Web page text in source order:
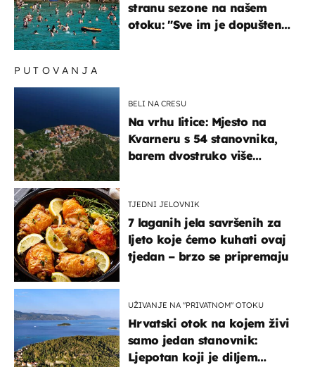
stranu sezone na našem
otoku: "Sve im je dopušteno!
PUTOVANJA
BELI NA CRESU
Na vrhu litice: Mjesto na
Kvarneru s 54 stanovnika,
barem dvostruko više
TJEDNI JELOVNIK
7 laganih jela savršenih za
ljeto koje ćemo kuhati ovaj
tjedan – brzo se pripremaju
UŽIVANJE NA "PRIVATNOM" OTOKU
Hrvatski otok na kojem živi
samo jedan stanovnik:
Ljepotan koji je diljem